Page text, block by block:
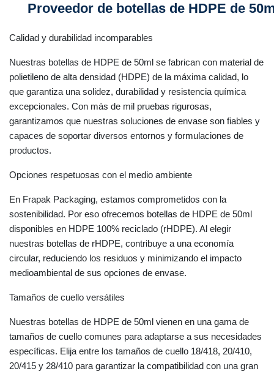
Proveedor de botellas de HDPE de
Calidad y durabilidad incomparables
Nuestras botellas de HDPE de 50ml se fabrican con material de
polietileno de alta densidad (HDPE) de la máxima calidad, lo
que garantiza una solidez, durabilidad y resistencia química
excepcionales. Con más de mil pruebas rigurosas,
garantizamos que nuestras soluciones de envase son fiables y
capaces de soportar diversos entornos y formulaciones de
productos.
Opciones respetuosas con el medio ambiente
En Frapak Packaging, estamos comprometidos con la
sostenibilidad. Por eso ofrecemos botellas de HDPE de 50ml
disponibles en HDPE 100% reciclado (rHDPE). Al elegir
nuestras botellas de rHDPE, contribuye a una economía
circular, reduciendo los residuos y minimizando el impacto
medioambiental de sus opciones de envase.
Tamaños de cuello versátiles
Nuestras botellas de HDPE de 50ml vienen en una gama de
tamaños de cuello comunes para adaptarse a sus necesidades
específicas. Elija entre los tamaños de cuello 18/418, 20/410,
20/415 y 28/410 para garantizar la compatibilidad con una gran